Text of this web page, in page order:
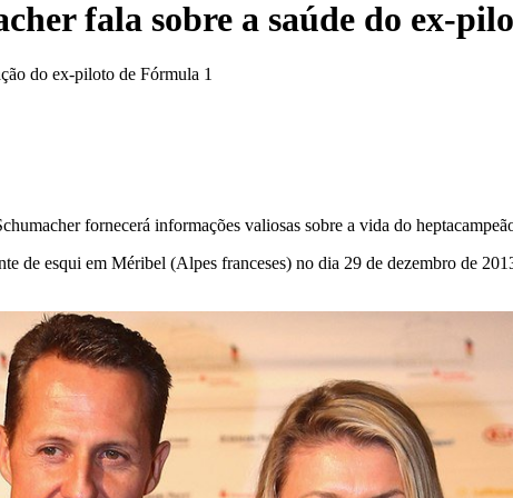
fala sobre a saúde do ex-
do ex-piloto de Fórmula 1
fornecerá informações valiosas sobre a vida do
de esqui em Méribel (Alpes franceses) no dia 29 de dezembro de